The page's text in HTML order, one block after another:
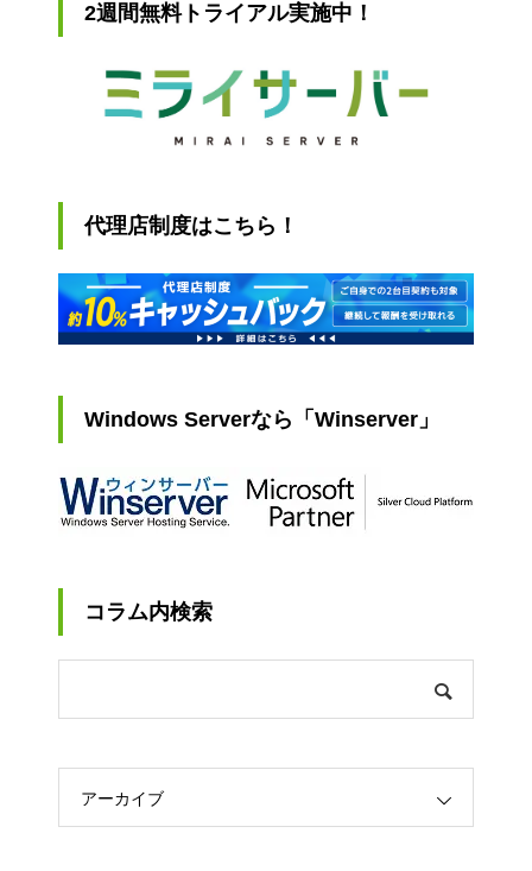
2週間無料トライアル実施中！
代理店制度はこちら！
Windows Serverなら「Winserver」
コラム内検索
アーカイブ